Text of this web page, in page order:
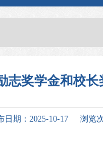
志奖学金和校
：2025-10-17 浏览次